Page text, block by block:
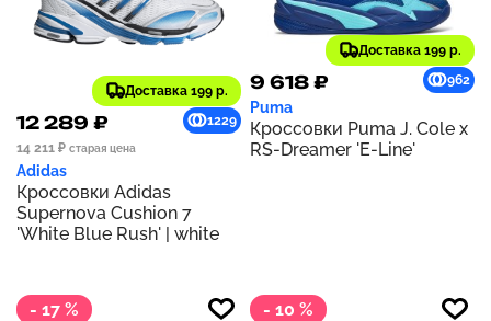
Доставка 199 р.
12 289 ₽
1229
14 211 ₽ старая цена
Adidas
Кроссовки Adidas
Supernova Cushion 7
'White Blue Rush' | white
Доставка 199 р.
9 618 ₽ 962
Puma
Кроссовки Puma J. Cole x
RS-Dreamer 'E-Line'
- 17 % - 10 %